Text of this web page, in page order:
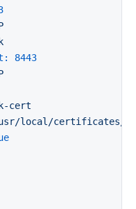
8443
cert
local/certificates/